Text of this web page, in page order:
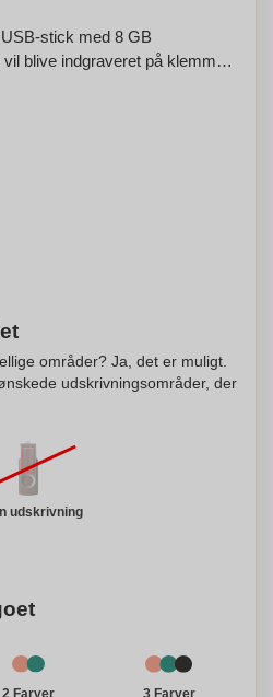
stick med 8 GB
blive indgraveret på klemmen.
er underlagt GEMA-gebyrer.
områder? Ja, det er muligt.
udskrivningsområder, der
udskrivning
3 Farver